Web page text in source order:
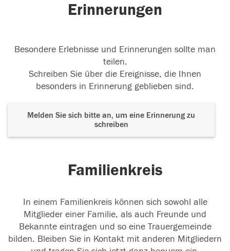
Erinnerungen
Besondere Erlebnisse und Erinnerungen sollte man
teilen.
Schreiben Sie über die Ereignisse, die Ihnen
besonders in Erinnerung geblieben sind.
Melden Sie sich bitte an, um eine Erinnerung zu
schreiben
Familienkreis
In einem Familienkreis können sich sowohl alle
Mitglieder einer Familie, als auch Freunde und
Bekannte eintragen und so eine Trauergemeinde
bilden. Bleiben Sie in Kontakt mit anderen Mitgliedern